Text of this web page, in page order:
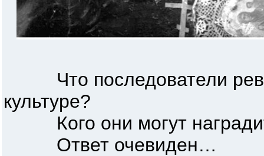
Что последователи
культуре?
Кого они могут
Ответ очевиден…